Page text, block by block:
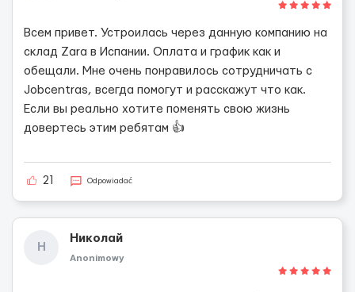
Всем привет. Устроилась через данную компанию на
склад Zara в Испании. Оплата и график как и
обещали. Мне очень понравилось сотрудничать с
Jobcentras, всегда помогут и расскажут что как.
Если вы реально хотите поменять свою жизнь
довертесь этим ребятам 👍
21 Odpowiadać
Н
Николай
Anonimowy